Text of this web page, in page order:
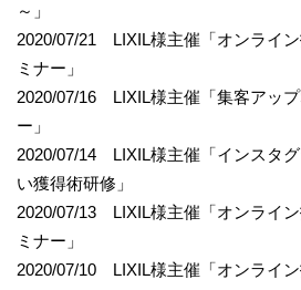
～」
2020/07/21 LIXIL様主催「オンライ
ミナー」
2020/07/16 LIXIL様主催「集客アッ
ー」
2020/07/14 LIXIL様主催「インスタ
い獲得術研修」
2020/07/13 LIXIL様主催「オンライ
ミナー」
2020/07/10 LIXIL様主催「オンライ